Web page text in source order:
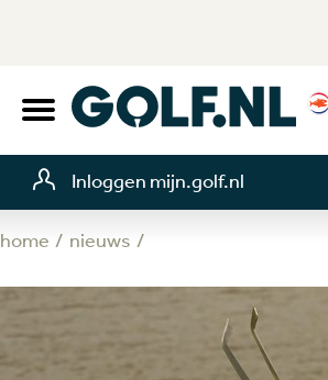
Inloggen mijn.golf.nl
home nieuws